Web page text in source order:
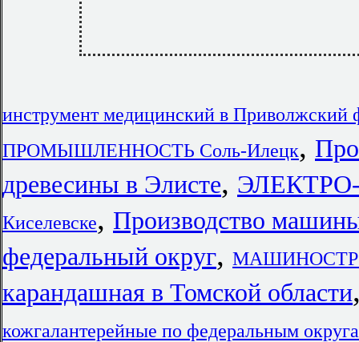
инструмент медицинский в Приволжский
ПРОМЫШЛЕННОСТЬ Соль-Илецк,
древесины в Элисте,
Киселевске, Производство
федеральный округ,
карандашная в Томской области
кожгалантерейные по федеральным